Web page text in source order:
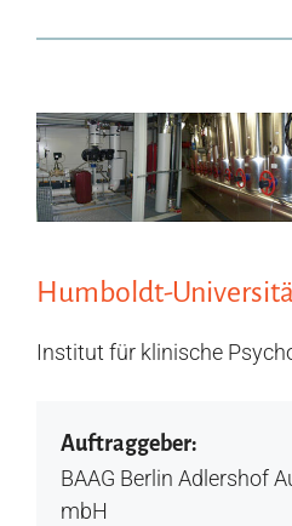
Humboldt-
Institut für klinische
Auftraggeber:
BAAG Berlin Adlershof
mbH